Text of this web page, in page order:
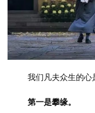
我们凡夫众生的心
第一是攀缘。